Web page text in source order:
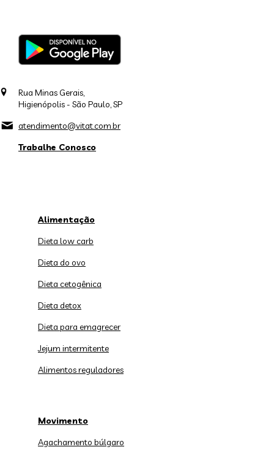
Rua Minas Gerais,
Higienópolis - São Paulo, SP
atendimento@vitat.com.br
Trabalhe Conosco
Alimentação
Dieta low carb
Dieta do ovo
Dieta cetogênica
Dieta detox
Dieta para emagrecer
Jejum intermitente
Alimentos reguladores
Movimento
Agachamento búlgaro